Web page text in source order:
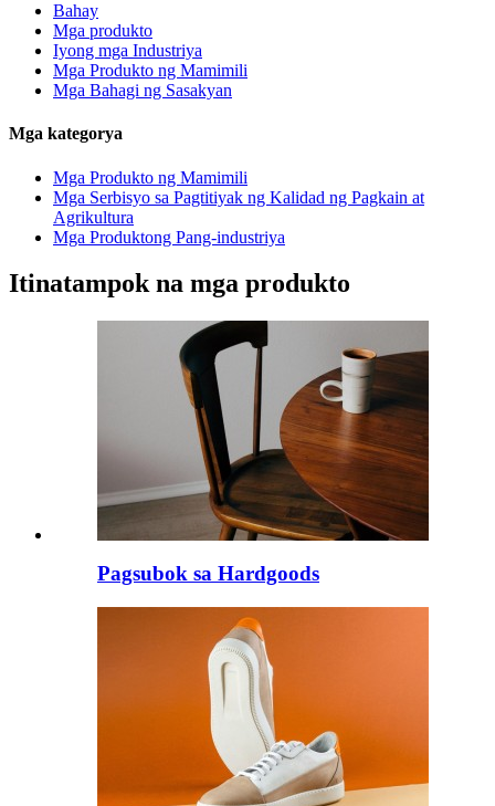
Bahay
Mga produkto
Iyong mga Industriya
Mga Produkto ng Mamimili
Mga Bahagi ng Sasakyan
Mga kategorya
Mga Produkto ng Mamimili
Mga Serbisyo sa Pagtitiyak ng Kalidad ng Pagkain at
Agrikultura
Mga Produktong Pang-industriya
Itinatampok na mga produkto
Pagsubok sa Hardgoods